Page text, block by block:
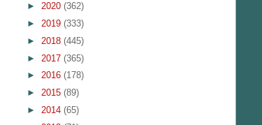
► 2020 (362)
► 2019 (333)
► 2018 (445)
► 2017 (365)
► 2016 (178)
► 2015 (89)
► 2014 (65)